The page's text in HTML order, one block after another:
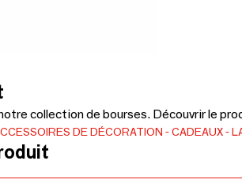
collection de bourses. Découvrir le
DE DÉCORATION CADEAUX